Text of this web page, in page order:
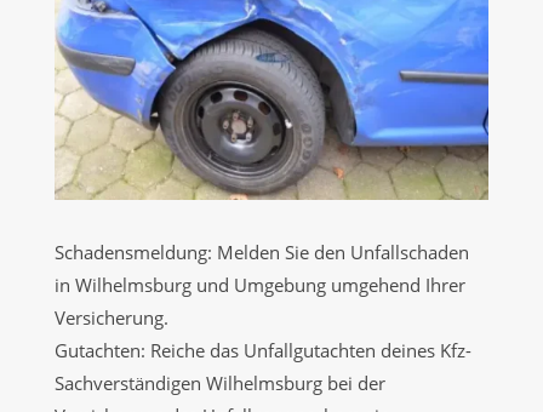
Schadensmeldung: Melden Sie den Unfallschaden
in Wilhelmsburg und Umgebung umgehend Ihrer
Versicherung.
Gutachten: Reiche das Unfallgutachten deines Kfz-
Sachverständigen Wilhelmsburg bei der